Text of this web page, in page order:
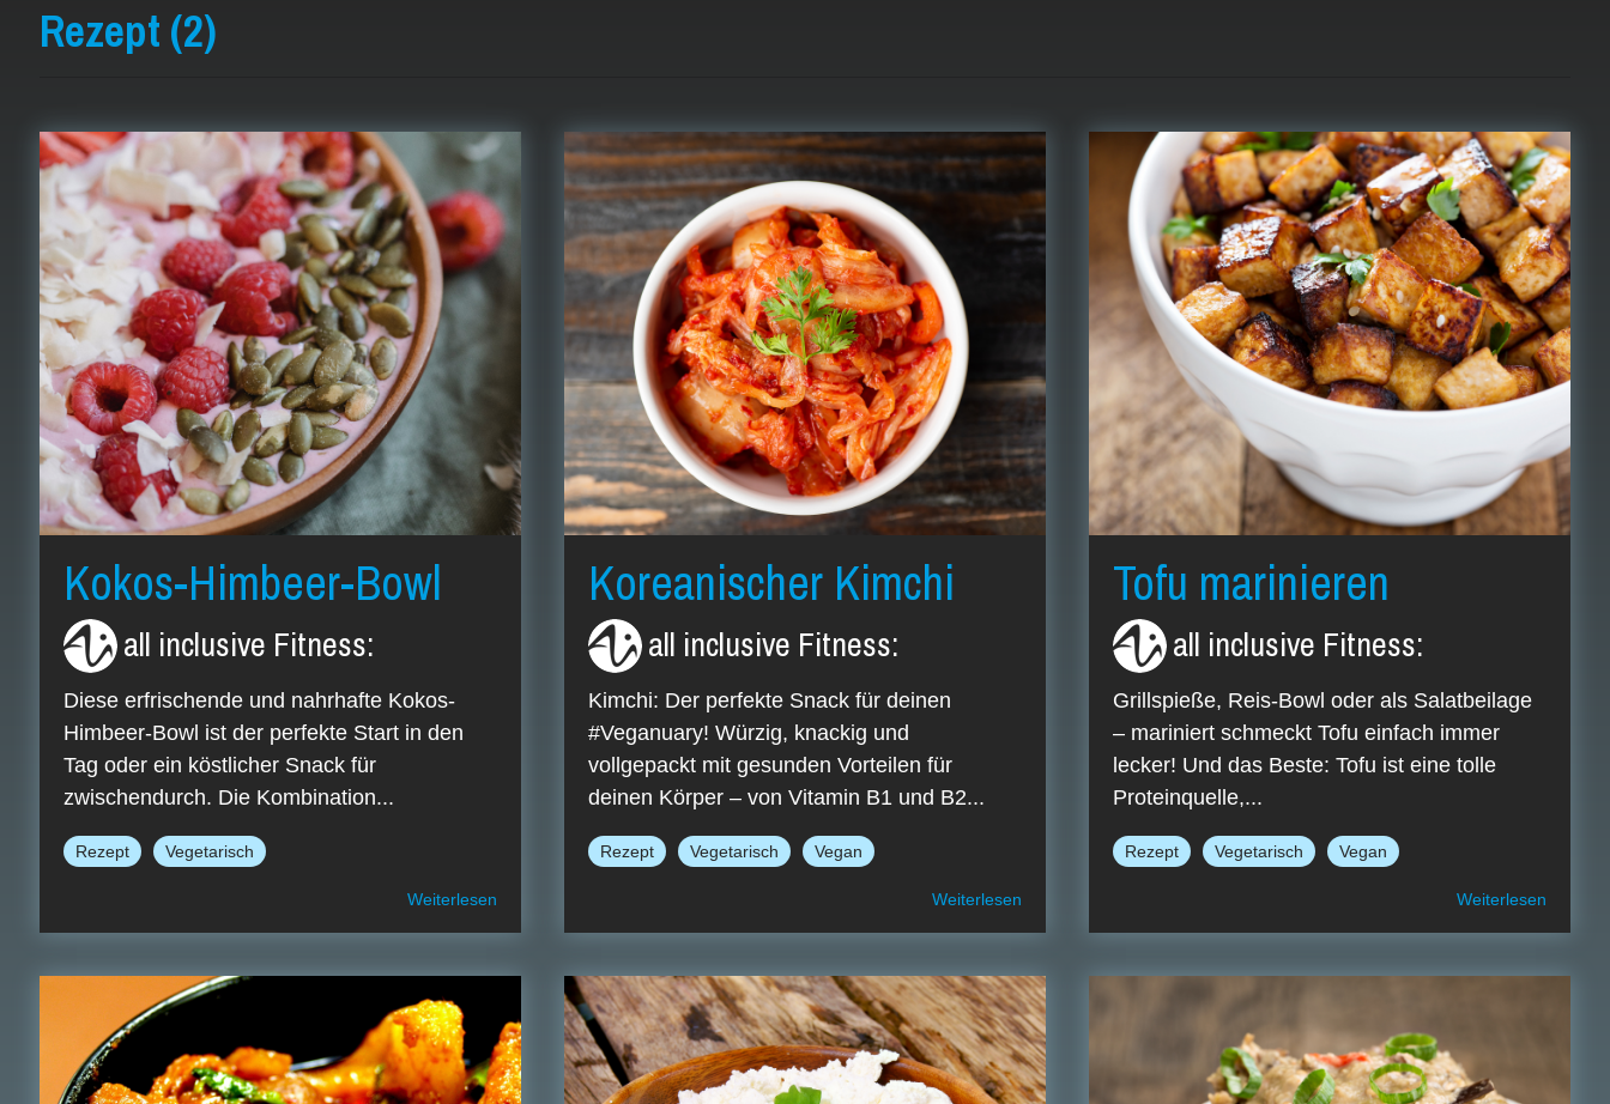
Rezept (2)
Kokos-Himbeer-Bowl
all inclusive Fitness:
Diese erfrischende und nahrhafte Kokos-
Himbeer-Bowl ist der perfekte Start in den
Tag oder ein köstlicher Snack für
zwischendurch. Die Kombination...
Rezept Vegetarisch
Weiterlesen
Koreanischer Kimchi
all inclusive Fitness:
Kimchi: Der perfekte Snack für deinen
#Veganuary! Würzig, knackig und
vollgepackt mit gesunden Vorteilen für
deinen Körper – von Vitamin B1 und B2...
Rezept Vegetarisch Vegan
Weiterlesen
Tofu marinieren
all inclusive Fitness:
Grillspieße, Reis-Bowl oder als Salatbeilage
– mariniert schmeckt Tofu einfach immer
lecker! Und das Beste: Tofu ist eine tolle
Proteinquelle,...
Rezept Vegetarisch Vegan
Weiterlesen